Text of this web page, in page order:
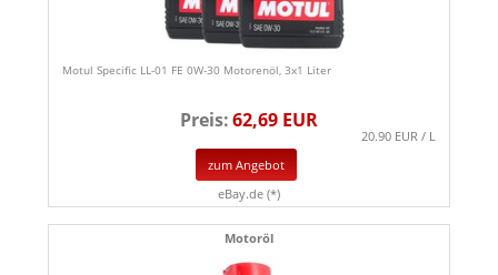
Motul Specific LL-01 FE 0W-30 Motorenöl, 3x1 Liter
Preis:62,69 EUR
20.90 EUR / L
zum Angebot
eBay.de (*)
Motoröl